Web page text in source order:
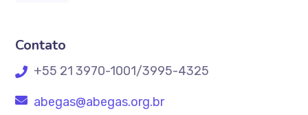
Contato
+55 21 3970-1001/3995-4325
abegas@abegas.org.br